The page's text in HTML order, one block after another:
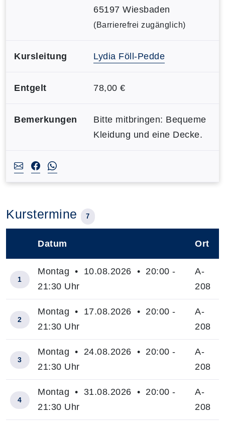
65197 Wiesbaden
(Barrierefrei zugänglich)
Kursleitung Lydia Föll-Pedde
Entgelt 78,00 €
Bemerkungen
Bitte mitbringen: Bequeme
Kleidung und eine Decke.
Kurstermine 7
Datum Ort
1
Montag • 10.08.2026 • 20:00 -
21:30 Uhr
A-
208
2
Montag • 17.08.2026 • 20:00 -
21:30 Uhr
A-
208
3
Montag • 24.08.2026 • 20:00 -
21:30 Uhr
A-
208
4
Montag • 31.08.2026 • 20:00 -
21:30 Uhr
A-
208